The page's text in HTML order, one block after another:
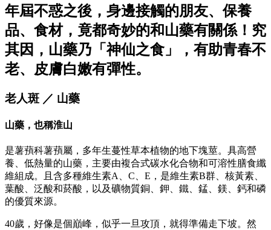
年屆不惑之後，身邊接觸的朋友、保養
品、食材，竟都奇妙的和山藥有關係！究
其因，山藥乃「神仙之食」，有助青春不
老、皮膚白嫩有彈性。
老人斑 ／ 山藥
山藥，也稱淮山
是薯蕷科薯蕷屬，多年生蔓性草本植物的地下塊莖。具高營
養、低熱量的山藥，主要由複合式碳水化合物和可溶性膳食纖
維組成。且含多種維生素A、C、E，是維生素B群、核黃素、
葉酸、泛酸和菸酸，以及礦物質銅、鉀、鐵、錳、鎂、鈣和磷
的優質來源。
40歲，好像是個巔峰，似乎一旦攻頂，就得準備走下坡。然